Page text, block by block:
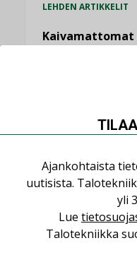
LEHDEN ARTIKKELIT
Puheista
Ajankohtaista
uutisista.
yli
Lue
Talotekniikka